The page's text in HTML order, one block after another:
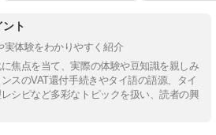
ント
実体験をわかりやすく紹介
焦点を当て、実際の体験や豆知識を親しみ
スのVAT還付手続きやタイ語の語源、タイ
シピなど多彩なトピックを扱い、読者の興